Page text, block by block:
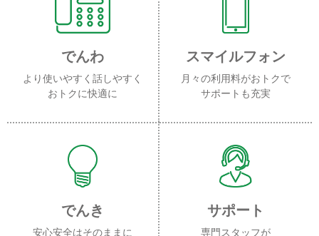
でんわ
より使いやすく話しやすく
おトクに快適に
スマイルフォン
月々の利用料がおトクで
サポートも充実
でんき
安心安全はそのままに
サポート
専門スタッフが